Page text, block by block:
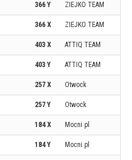
366 Y ZIEJKO TEAM
366 X ZIEJKO TEAM
403 X ATTIQ TEAM
403 Y ATTIQ TEAM
257 X Otwock
257 Y Otwock
184 X Mocni pl
184 Y Mocni pl